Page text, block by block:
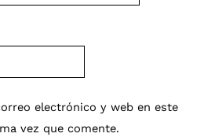
electrónico y web en este
vez que comente.